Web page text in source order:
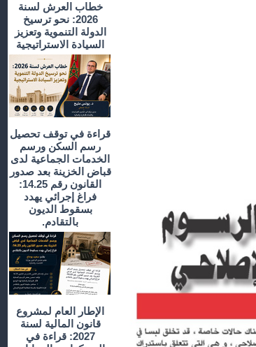
خطاب العرش لسنة
2026: نحو ترسيخ
الدولة التنموية وتعزيز
السيادة الاستراتيجية
قراءة في توقف تحصيل
رسم السكن ورسم
الخدمات الجماعية لدى
قباض الخزينة بعد صدور
القانون رقم 14.25:
فراغ إجرائي يهدد
بسقوط الديون
بالتقادم.
الإطار العام لمشروع
قانون المالية لسنة
2027: قراءة في